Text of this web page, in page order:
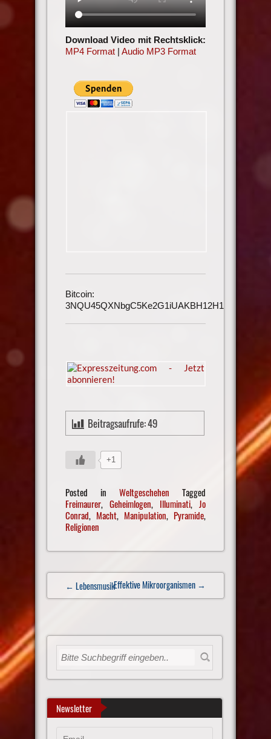
Download Video mit Rechtsklick:
MP4 Format| Audio MP3 Format
Bitcoin:
3NQU45QXNbgC5Ke2G1iUAKBH12H1h3UmAu
Beitragsaufrufe:49
+1
Posted inWeltgeschehen Tagged
Freimaurer, Geheimlogen, Illuminati,Jo
Conrad, Macht, Manipulation, Pyramide,
Religionen
Post
navigation
← LebensmusikEffektive Mikroorganismen →
Newsletter